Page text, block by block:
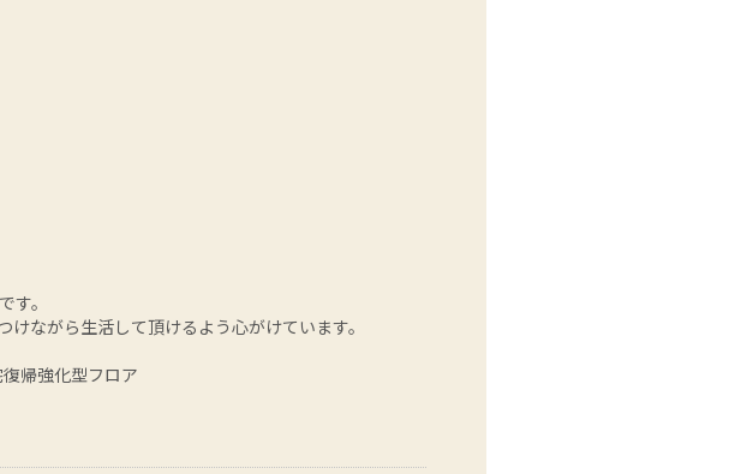
す。
ながら生活して頂けるよう心がけています。
帰強化型フロア